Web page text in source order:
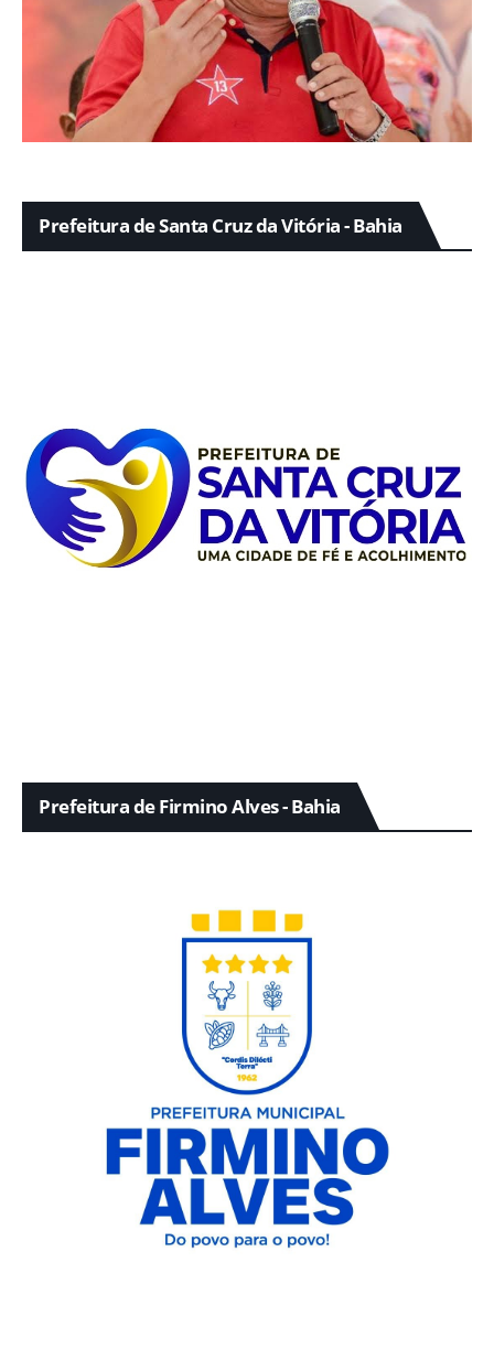
Prefeitura de Santa Cruz da Vitória - Bahia
Prefeitura de Firmino Alves - Bahia